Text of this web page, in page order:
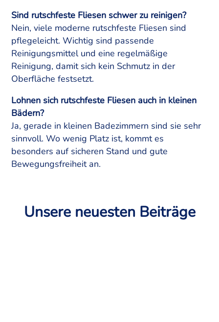
Sind rutschfeste Fliesen schwer zu reinigen?
Nein, viele moderne rutschfeste Fliesen sind
pflegeleicht. Wichtig sind passende
Reinigungsmittel und eine regelmäßige
Reinigung, damit sich kein Schmutz in der
Oberfläche festsetzt.
Lohnen sich rutschfeste Fliesen auch in kleinen
Bädern?
Ja, gerade in kleinen Badezimmern sind sie sehr
sinnvoll. Wo wenig Platz ist, kommt es
besonders auf sicheren Stand und gute
Bewegungsfreiheit an.
Unsere neuesten Beiträge